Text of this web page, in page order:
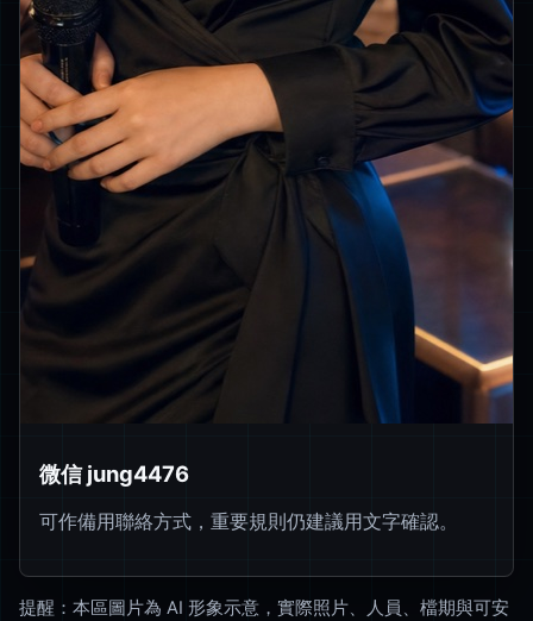
微信 jung4476
可作備用聯絡方式，重要規則仍建議用文字確認。
提醒：本區圖片為 AI 形象示意，實際照片、人員、檔期與可安